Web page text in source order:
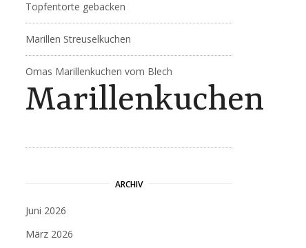
Topfentorte gebacken
Marillen Streuselkuchen
Omas Marillenkuchen vom Blech
Marillenkuchen
ARCHIV
Juni 2026
März 2026